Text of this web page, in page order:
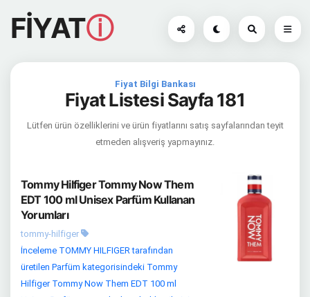
FİYATⓘ
Fiyat Bilgi Bankası
Fiyat Listesi Sayfa 181
Lütfen ürün özelliklerini ve ürün fiyatlarını satış sayfalarından teyit
etmeden alışveriş yapmayınız.
Tommy Hilfiger Tommy Now Them
EDT 100 ml Unisex Parfüm Kullanan
Yorumları
tommy-hilfiger
İnceleme TOMMY HILFIGER tarafından
üretilen Parfüm kategorisindeki Tommy
Hilfiger Tommy Now Them EDT 100 ml